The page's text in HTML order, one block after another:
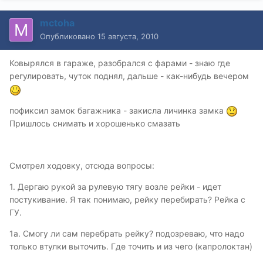
mctoha
Опубликовано 15 августа, 2010
Ковырялся в гараже, разобрался с фарами - знаю где
регулировать, чуток поднял, дальше - как-нибудь вечером
пофиксил замок багажника - закисла личинка замка
Пришлось снимать и хорошенько смазать
Смотрел ходовку, отсюда вопросы:
1. Дергаю рукой за рулевую тягу возле рейки - идет
постукивание. Я так понимаю, рейку перебирать? Рейка с
ГУ.
1а. Смогу ли сам перебрать рейку? подозреваю, что надо
только втулки выточить. Где точить и из чего (капролоктан)